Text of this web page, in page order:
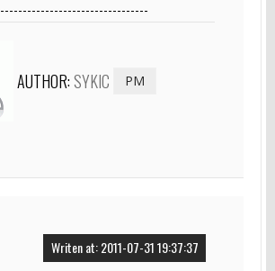
AUTHOR:SYKIC PM
Writen at: 2011-07-31 19:37:37